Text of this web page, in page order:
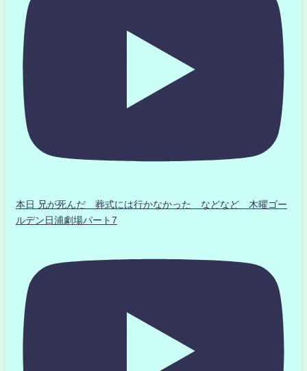
本日 兄が死んだ 葬式には行かなかった などなど 木曜ゴー
ルデン日浦劇場パート7